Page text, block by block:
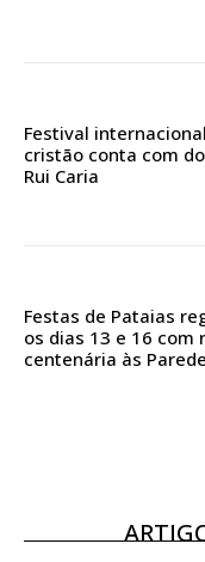
Acesso ao
Acesso aos
Festival
cristão conta com
Rui Caria
Festas de Pataias
os dias 13 e 16 com
centenária às